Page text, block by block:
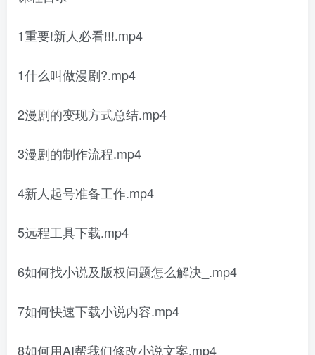
1重要!新人必看!!!.mp4
1什么叫做漫剧?.mp4
2漫剧的变现方式总结.mp4
3漫剧的制作流程.mp4
4新人起号准备工作.mp4
5远程工具下载.mp4
6如何找小说及版权问题怎么解决_.mp4
7如何快速下载小说内容.mp4
8如何用AI帮我们修改小说文案.mp4